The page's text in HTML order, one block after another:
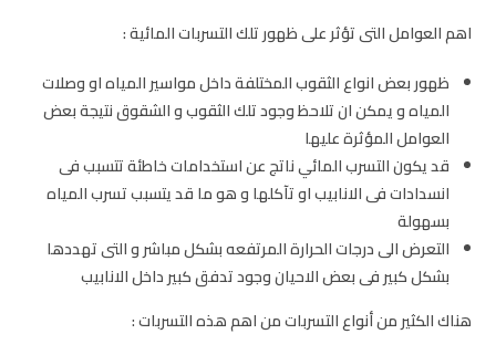
اهم العوامل التى تؤثر على ظهور تلك التسربات المائية :
ظهور بعض انواع الثقوب المختلفة داخل مواسير المياه او وصلات
المياه و يمكن ان تلاحظ وجود تلك الثقوب و الشقوق نتيجة بعض
العوامل المؤثرة عليها
قد يكون التسرب المائي ناتج عن استخدامات خاطئة تتسبب فى
انسدادات فى الانابيب او تآكلها و هو ما قد يتسبب تسرب المياه
بسهولة
التعرض الى درجات الحرارة المرتفعه بشكل مباشر و التى تهددها
بشكل كبير فى بعض الاحيان وجود تدفق كبير داخل الانابيب
هناك الكثير من أنواع التسربات من اهم هذه التسربات :